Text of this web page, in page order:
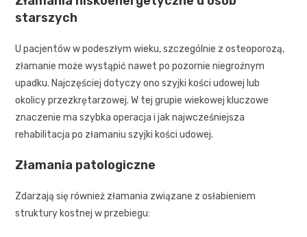
starszych
U pacjentów w podeszłym wieku, szczególnie z osteoporozą,
złamanie może wystąpić nawet po pozornie niegroźnym
upadku. Najczęściej dotyczy ono szyjki kości udowej lub
okolicy przezkrętarzowej. W tej grupie wiekowej kluczowe
znaczenie ma szybka operacja i jak najwcześniejsza
rehabilitacja po złamaniu szyjki kości udowej.
Złamania patologiczne
Zdarzają się również złamania związane z osłabieniem
struktury kostnej w przebiegu: